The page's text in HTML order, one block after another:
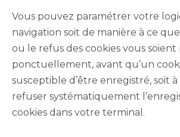
Vous pouvez paramétrer votre
navigation soit de manière à ce
ou le refus des cookies vous soient
ponctuellement, avant qu’un
susceptible d’être enregistré, soit
refuser systématiquement
cookies dans votre terminal.